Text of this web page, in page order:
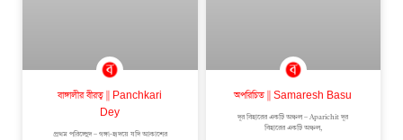
বাঙ্গালীর বীরত্ব || Panchkari
Dey
প্রথম পরিচ্ছেদ – গঙ্গা-হৃদয়ে যদি আকাশের
অপরিচিত || Samaresh Basu
দূর বিহারের একটি অঞ্চল – Aparichit দূর
বিহারের একটি অঞ্চল,